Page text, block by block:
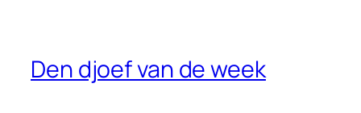
Den djoef van de week